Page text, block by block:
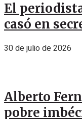
El
casó en
30 de julio de 2026
Alberto
pobre